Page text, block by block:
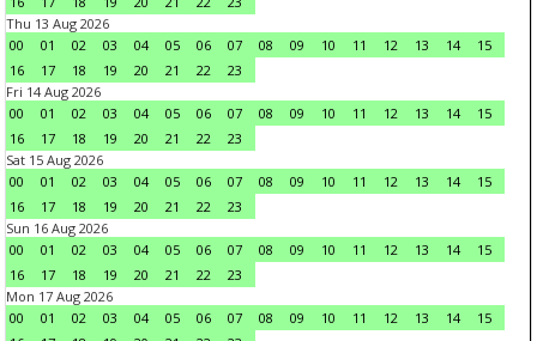
Thu 13 Aug 2026
00
01 02 03 04 05 06 07 08 09 10 11 12 13 14
15
16
17 18 19 20 21 22
23
Fri 14 Aug 2026
00
01 02 03 04 05 06 07 08 09 10 11 12 13 14
15
16
17 18 19 20 21 22
23
Sat 15 Aug 2026
00
01 02 03 04 05 06 07 08 09 10 11 12 13 14
15
16
17 18 19 20 21 22
23
Sun 16 Aug 2026
00
01 02 03 04 05 06 07 08 09 10 11 12 13 14
15
16
17 18 19 20 21 22
23
Mon 17 Aug 2026
00
01 02 03 04 05 06 07 08 09 10 11 12 13 14
15